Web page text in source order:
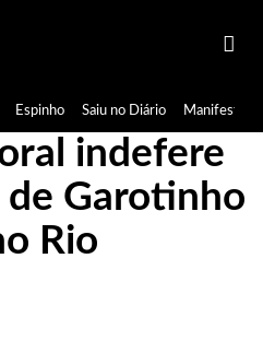
Espinho Saiu no Diário
indefere
Garotinho
Rio